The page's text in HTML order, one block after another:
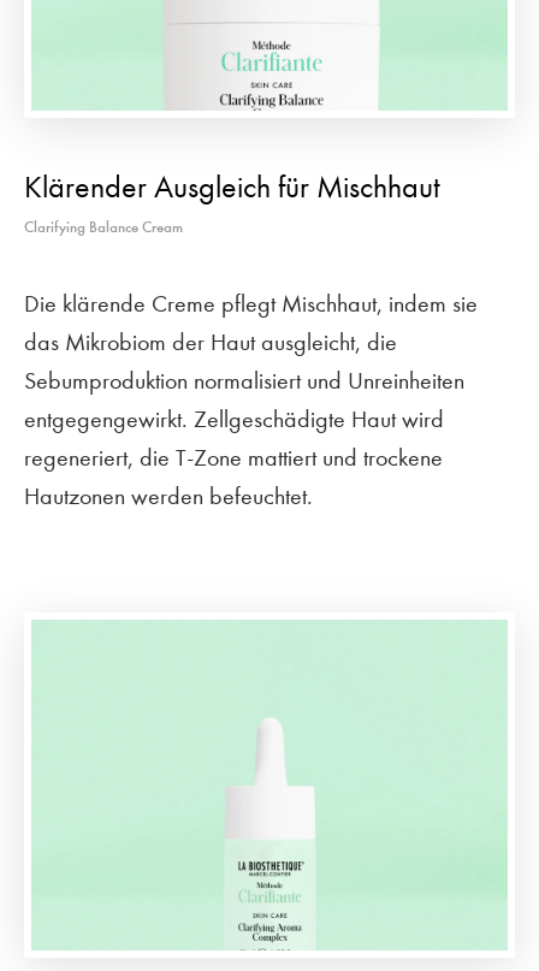
Klärender Ausgleich für Mischhaut
Clarifying Balance Cream
Die klärende Creme pflegt Mischhaut, indem sie
das Mikrobiom der Haut ausgleicht, die
Sebumproduktion normalisiert und Unreinheiten
entgegengewirkt. Zellgeschädigte Haut wird
regeneriert, die T-Zone mattiert und trockene
Hautzonen werden befeuchtet.